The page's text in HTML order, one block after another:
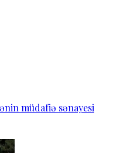
müdafiə sənayesi